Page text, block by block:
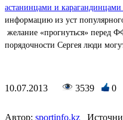
астанинцами и
информацию из уст
желание «прогнуться» перед
порядочности Сергея люди
10.07.2013 3539 0
Автор: sportinfo.kz